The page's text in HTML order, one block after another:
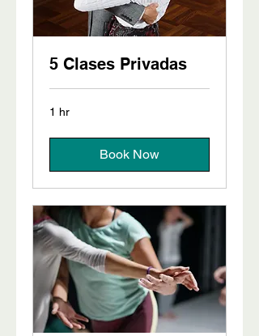
5 Clases Privadas
1 hr
Book Now